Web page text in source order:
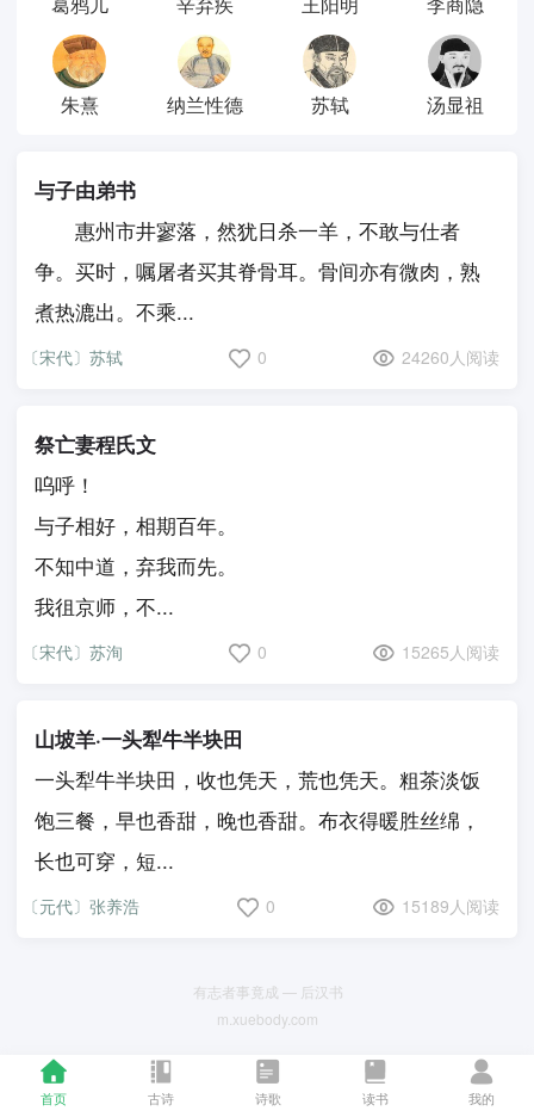
首页 古诗 诗歌 读书 我的
朱熹 纳兰性德 苏轼 汤显祖
与子由弟书
惠州市井寥落，然犹日杀一羊，不敢与仕者
争。买时，嘱屠者买其脊骨耳。骨间亦有微肉，熟
煮热漉出。不乘...
〔宋代〕苏轼 0 24260人阅读
祭亡妻程氏文
呜呼！
与子相好，相期百年。
不知中道，弃我而先。
我徂京师，不...
〔宋代〕苏洵 0 15265人阅读
山坡羊·一头犁牛半块田
一头犁牛半块田，收也凭天，荒也凭天。粗茶淡饭
饱三餐，早也香甜，晚也香甜。布衣得暖胜丝绵，
长也可穿，短...
〔元代〕张养浩 0 15189人阅读
有志者事竟成 — 后汉书
m.xuebody.com